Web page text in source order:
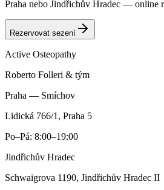
Praha nebo Jindřichův Hradec — online
Rezervovat sezení
Active Osteopathy
Roberto Folleri & tým
Praha — Smíchov
Lidická 766/1, Praha 5
Po–Pá: 8:00–19:00
Jindřichův Hradec
Schwaigrova 1190, Jindřichův Hradec II